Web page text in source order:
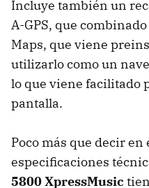
Incluye también un
A-GPS, que
Maps, que viene
utilizarlo como un
lo que viene facilitado
pantalla.
Poco más que decir en
especificaciones
5800 XpressMusic